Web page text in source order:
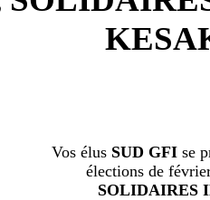
Vos élus SUD GFI se
élections de
SOLIDAIRES